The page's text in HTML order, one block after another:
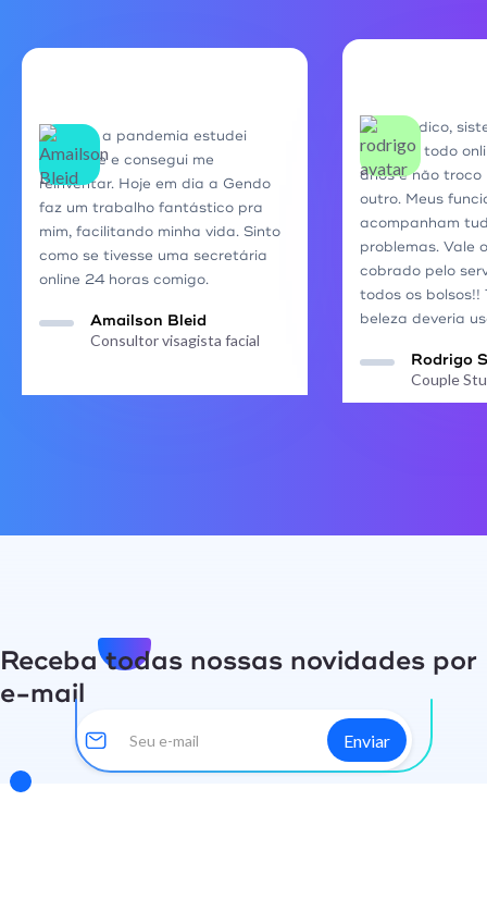
Durante a pandemia estudei
bastante e consegui me
reinventar. Hoje em dia a Gendo
faz um trabalho fantástico pra
mim, facilitando minha vida. Sinto
como se tivesse uma secretária
online 24 horas comigo.
Amailson Bleid
Consultor visagista facial
Super indico,
rápido e todo
anos e não troco
outro. Meus
acompanham
problemas. Vale
cobrado pelo
todos os bolsos!!
beleza deveria
Rodrigo
Couple
Receba todas nossas novidades por
e-mail